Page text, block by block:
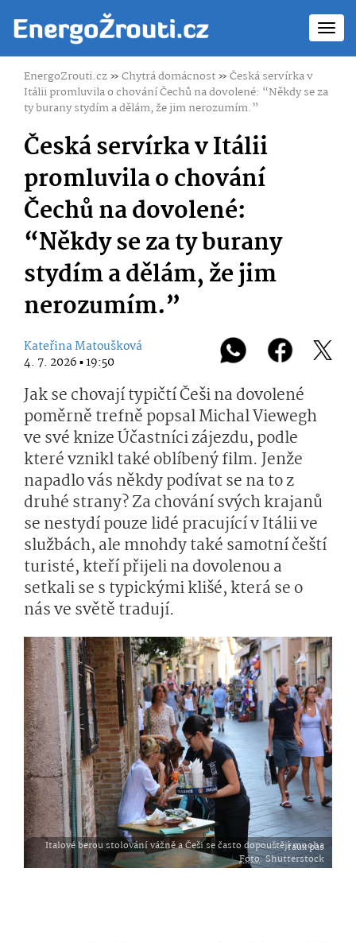
EnergoZrouti.cz»Chytrá domácnost»Česká servírka v
Itálii promluvila o chování Čechů na dovolené: “Někdy se za
ty burany stydím a dělám, že jim nerozumím.”
Česká servírka v Itálii
promluvila o chování
Čechů na dovolené:
“Někdy se za ty burany
stydím a dělám, že jim
nerozumím.”
Kateřina Matoušková
4. 7. 2026 ▪ 19:50
Jak se chovají typičtí Češi na dovolené
poměrně trefně popsal Michal Viewegh
ve své knize Účastníci zájezdu, podle
které vznikl také oblíbený film. Jenže
napadlo vás někdy podívat se na to z
druhé strany? Za chování svých krajanů
se nestydí pouze lidé pracující v Itálii ve
službách, ale mnohdy také samotní čeští
turisté, kteří přijeli na dovolenou a
setkali se s typickými klišé, která se o
nás ve světě tradují.
Italové berou stolování vážně a Češi se často dopouštějí mnoha faux pas
Foto: Shutterstock